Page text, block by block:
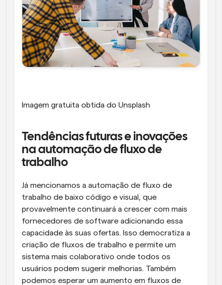
Imagem gratuita obtida do Unsplash
Tendências futuras e inovações
na automação de fluxo de
trabalho
Já mencionamos a automação de fluxo de
trabalho de baixo código e visual, que
provavelmente continuará a crescer com mais
fornecedores de software adicionando essa
capacidade às suas ofertas. Isso democratiza a
criação de fluxos de trabalho e permite um
sistema mais colaborativo onde todos os
usuários podem sugerir melhorias. Também
podemos esperar um aumento em fluxos de